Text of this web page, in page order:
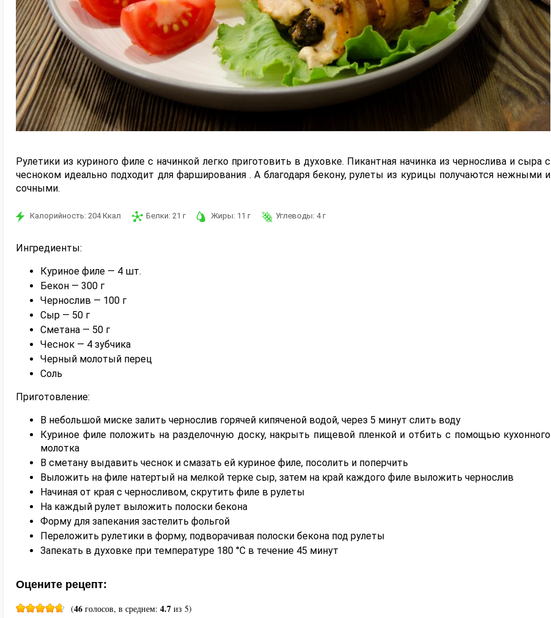
Рулетики из куриного филе с начинкой легко приготовить в духовке. Пикантная начинка из чернослива и сыра с
чесноком идеально подходит для фарширования . А благодаря бекону, рулеты из курицы получаются нежными и
сочными.
Калорийность: 204Ккал Белки: 21 г Жиры: 11 г Углеводы: 4г
Ингредиенты:
Куриное филе — 4 шт.
Бекон — 300 г
Чернослив — 100 г
Сыр — 50 г
Сметана — 50 г
Чеснок — 4 зубчика
Черный молотый перец
Соль
Приготовление:
В небольшой миске залить чернослив горячей кипяченой водой, через 5 минут слить воду
Куриное филе положить на разделочную доску, накрыть пищевой пленкой и отбить с помощью кухонного
молотка
В сметану выдавить чеснок и смазать ей куриное филе, посолить и поперчить
Выложить на филе натертый на мелкой терке сыр, затем на край каждого филе выложить чернослив
Начиная от края с черносливом, скрутить филе в рулеты
На каждый рулет выложить полоски бекона
Форму для запекания застелить фольгой
Переложить рулетики в форму, подворачивая полоски бекона под рулеты
Запекать в духовке при температуре 180 °C в течение 45 минут
Оцените рецепт:
(46 голосов, в среднем: 4.7 из 5)